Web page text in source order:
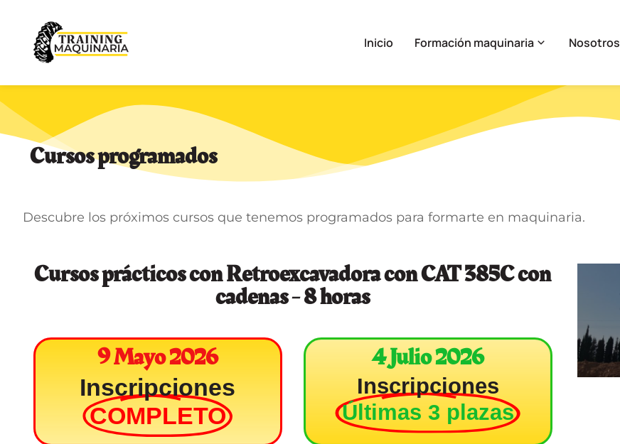
Inicio Formación maquinaria Nosotros
Cursos programados
Descubre los próximos cursos que tenemos programados para formarte en maquinaria.
Cursos prácticos con Retroexcavadora con CAT 385C con
cadenas - 8 horas
9 Mayo 2026
Inscripciones
COMPLETO
4 Julio 2026
Inscripciones
Últimas 3 plazas